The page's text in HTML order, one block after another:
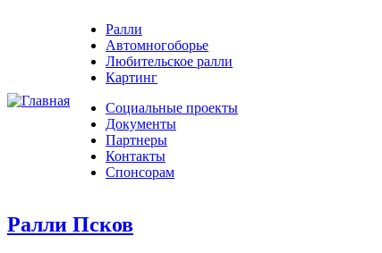
Ралли
Автомногоборье
Любительское ралли
Картинг
Социальные проекты
Документы
Партнеры
Контакты
Спонсорам
Ралли Псков